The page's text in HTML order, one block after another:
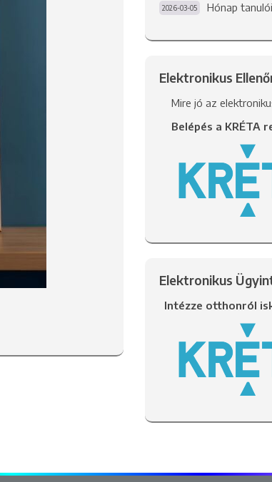
Hónap
2026-03-05
Elektronikus
Mire jó az
Belépés a KRÉTA
Elektronikus
Intézze otthonról